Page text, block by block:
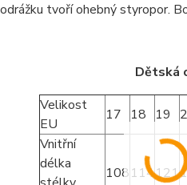
tvoří ohebný styropor.
Dětská
Velikost
EU
17 18 19
Vnitřní
délka
108114121